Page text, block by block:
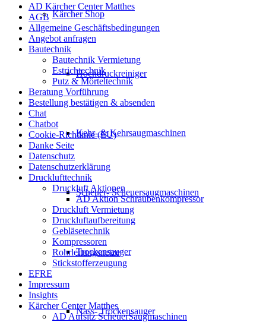
Kärcher Shop
Hochdruckreiniger
Kehr- & Kehrsaugmaschinen
Scheuer- Scheuersaugmaschinen
Trockensauger
Nass- Trockensauger
AD Kärcher Center Matthes
AGB
Allgemeine Geschäftsbedingungen
Angebot anfragen
Bautechnik
Bautechnik Vermietung
Estrichtechnik
Putz & Mörteltechnik
Beratung Vorführung
Bestellung bestätigen & absenden
Chat
Chatbot
Cookie-Richtlinie (EU)
Danke Seite
Datenschutz
Datenschutzerklärung
Drucklufttechnik
Druckluft Aktionen
AD Aktion Schraubenkompressor
Druckluft Vermietung
Druckluftaufbereitung
Gebläsetechnik
Kompressoren
Rohrleitungsnetze
Stickstofferzeugung
EFRE
Impressum
Insights
Kärcher Center Matthes
AD Aufsitz ScheuerSaugmaschinen